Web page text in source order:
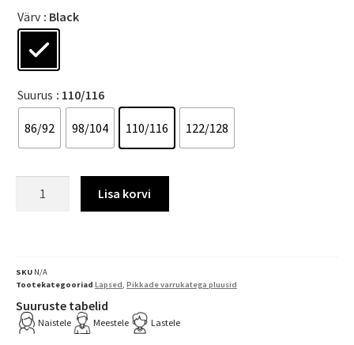
Värv : Black
Suurus : 110/116
86/92 98/104 110/116 122/128
Lisa korvi
SKU N/A
Tootekategooriad Lapsed Pikkade varrukatega pluusid
Suuruste tabelid
Naistele Meestele Lastele